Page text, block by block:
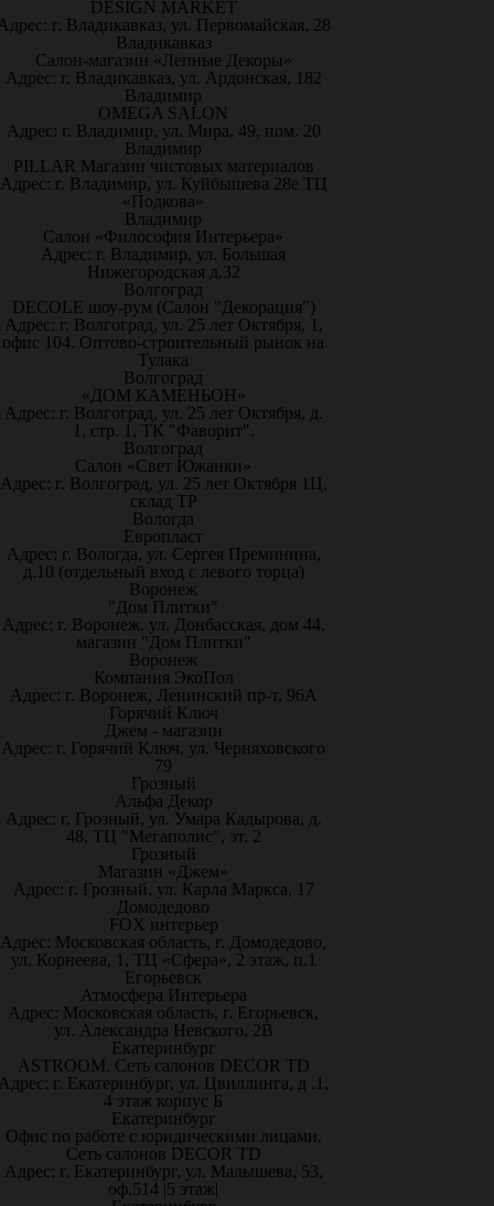
DESIGN MARKET
г. Владикавказ, ул. Первомайская, 28
Владикавказ
Салон-магазин «Лепные Декоры»
Адрес: г. Владикавказ, ул. Ардонская, 182
Владимир
OMEGA SALON
Адрес: г. Владимир, ул. Мира, 49, пом. 20
Владимир
PILLAR Магазин чистовых материалов
Адрес: г. Владимир, ул. Куйбышева 28е ТЦ
«Подкова»
Владимир
Салон «Философия Интерьера»
Адрес: г. Владимир, ул. Большая
Нижегородская д.32
Волгоград
DECOLE шоу-рум (Салон "Декорация")
Адрес: г. Волгоград, ул. 25 лет Октября, 1,
офис 104. Оптово-строительный рынок на
Тулака
Волгоград
«ДОМ КАМЕНЬОН»
Адрес: г. Волгоград, ул. 25 лет Октября, д.
1, стр. 1, ТК "Фаворит".
Волгоград
Салон «Свет Южанки»
Адрес: г. Волгоград, ул. 25 лет Октября 1Ц,
склад ТР
Вологда
Европласт
Адрес: г. Вологда, ул. Сергея Преминина,
д.10 (отдельный вход с левого торца)
Воронеж
"Дом Плитки"
Адрес: г. Воронеж. ул. Донбасская, дом 44,
магазин "Дом Плитки"
Воронеж
Компания ЭкоПол
Адрес: г. Воронеж, Ленинский пр-т, 96А
Горячий Ключ
Джем - магазин
Адрес: г. Горячий Ключ, ул. Черняховского
79
Грозный
Альфа Декор
Адрес: г. Грозный, ул. Умара Кадырова, д.
48, ТЦ "Мегаполис", эт. 2
Грозный
Магазин «Джем»
Адрес: г. Грозный, ул. Карла Маркса, 17
Домодедово
FOX интерьер
Адрес: Московская область, г. Домодедово,
ул. Корнеева, 1, ТЦ «Сфера», 2 этаж, п.1
Егорьевск
Атмосфера Интерьера
Адрес: Московская область, г. Егорьевск,
ул. Александра Невского, 2В
Екатеринбург
ASTROOM. Сеть салонов DECOR TD
г. Екатеринбург, ул. Цвиллинга, д .1,
4 этаж корпус Б
Екатеринбург
Офис по работе с юридическими лицами.
Сеть салонов DECOR TD
Адрес: г. Екатеринбург, ул. Малышева, 53,
оф.514 |5 этаж|